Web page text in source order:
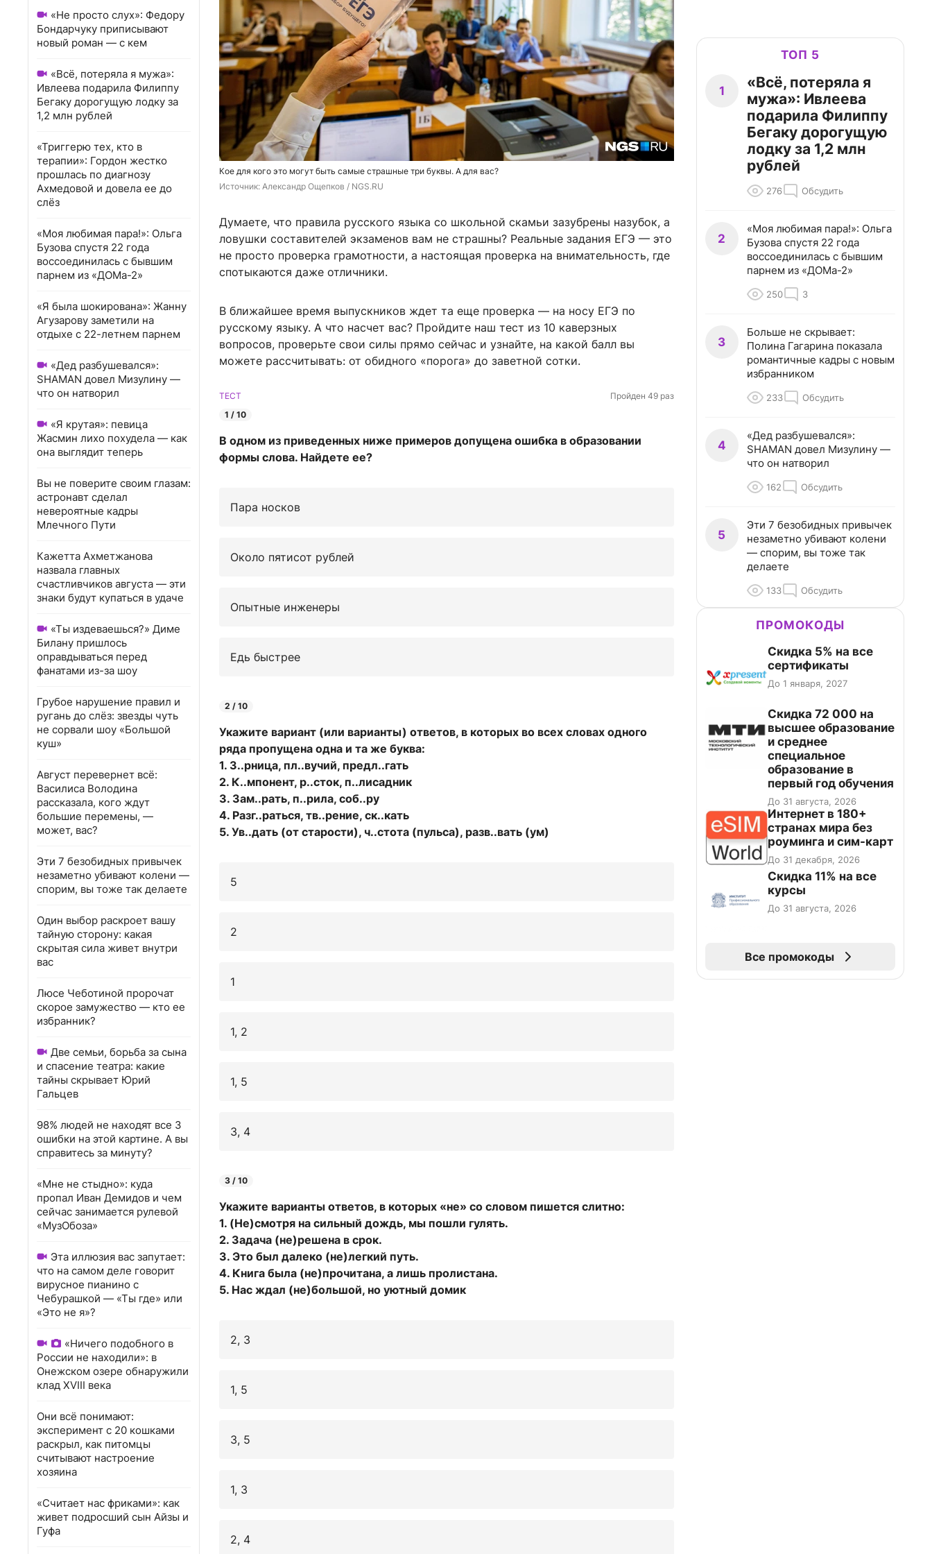
«Не просто слух»: Федору
Бондарчуку приписывают
новый роман — с кем
«Всё, потеряла я мужа»:
Ивлеева подарила Филиппу
Бегаку дорогущую лодку за
1,2 млн рублей
«Триггерю тех, кто в
терапии»: Гордон жестко
прошлась по диагнозу
Ахмедовой и довела ее до
слёз
«Моя любимая пара!»: Ольга
Бузова спустя 22 года
воссоединилась с бывшим
парнем из «ДОМа-2»
«Я была шокирована»: Жанну
Агузарову заметили на
отдыхе с 22-летнем парнем
«Дед разбушевался»:
SHAMAN довел Мизулину —
что он натворил
«Я крутая»: певица
Жасмин лихо похудела — как
она выглядит теперь
Вы не поверите своим глазам:
астронавт сделал
невероятные кадры
Млечного Пути
Кажетта Ахметжанова
назвала главных
счастливчиков августа — эти
знаки будут купаться в удаче
«Ты издеваешься?» Диме
Билану пришлось
оправдываться перед
фанатами из-за шоу
Грубое нарушение правил и
ругань до слёз: звезды чуть
не сорвали шоу «Большой
куш»
Август перевернет всё:
Василиса Володина
рассказала, кого ждут
большие перемены, —
может, вас?
Эти 7 безобидных привычек
незаметно убивают колени —
спорим, вы тоже так делаете
Один выбор раскроет вашу
тайную сторону: какая
скрытая сила живет внутри
вас
Люсе Чеботиной пророчат
скорое замужество — кто ее
избранник?
Две семьи, борьба за сына
и спасение театра: какие
тайны скрывает Юрий
Гальцев
98% людей не находят все 3
ошибки на этой картине. А вы
справитесь за минуту?
«Мне не стыдно»: куда
пропал Иван Демидов и чем
сейчас занимается рулевой
«МузОбоза»
Эта иллюзия вас запутает:
что на самом деле говорит
вирусное пианино с
Чебурашкой — «Ты где» или
«Это не я»?
«Ничего подобного в
России не находили»: в
Онежском озере обнаружили
клад XVIII века
Они всё понимают:
эксперимент с 20 кошками
раскрыл, как питомцы
считывают настроение
хозяина
«Считает нас фриками»: как
живет подросший сын Айзы и
Гуфа
Кое для кого это могут быть самые страшные три буквы. А для вас?
Источник: Александр Ощепков / NGS.RU
Думаете, что правила русского языка со школьной скамьи зазубрены назубок, а
ловушки составителей экзаменов вам не страшны? Реальные задания ЕГЭ — это
не просто проверка грамотности, а настоящая проверка на внимательность, где
спотыкаются даже отличники.
В ближайшее время выпускников ждет та еще проверка — на носу ЕГЭ по
русскому языку. А что насчет вас? Пройдите наш тест из 10 каверзных
вопросов, проверьте свои силы прямо сейчас и узнайте, на какой балл вы
можете рассчитывать: от обидного «порога» до заветной сотки.
ТЕСТ
Пройден 49 раз
1 / 10
В одном из приведенных ниже примеров допущена ошибка в образовании
формы слова. Найдете ее?
Пара носков
Около пятисот рублей
Опытные инженеры
Едь быстрее
2 / 10
Укажите вариант (или варианты) ответов, в которых во всех словах одного
ряда пропущена одна и та же буква:
1. З..рница, пл..вучий, предл..гать
2. К..мпонент, р..сток, п..лисадник
3. Зам..рать, п..рила, соб..ру
4. Разг..раться, тв..рение, ск..кать
5. Ув..дать (от старости), ч..стота (пульса), разв..вать (ум)
5
2
1
1, 2
1, 5
3, 4
3 / 10
Укажите варианты ответов, в которых «не» со словом пишется слитно:
1. (Не)смотря на сильный дождь, мы пошли гулять.
2. Задача (не)решена в срок.
3. Это был далеко (не)легкий путь.
4. Книга была (не)прочитана, а лишь пролистана.
5. Нас ждал (не)большой, но уютный домик
2, 3
1, 5
3, 5
1, 3
2, 4
ТОП 5
1
«Всё, потеряла я
мужа»: Ивлеева
подарила Филиппу
Бегаку дорогущую
лодку за 1,2 млн
рублей
276 Обсудить
2
«Моя любимая пара!»: Ольга
Бузова спустя 22 года
воссоединилась с бывшим
парнем из «ДОМа-2»
250 3
3
Больше не скрывает:
Полина Гагарина показала
романтичные кадры с новым
избранником
233 Обсудить
4
«Дед разбушевался»:
SHAMAN довел Мизулину —
что он натворил
162 Обсудить
5
Эти 7 безобидных привычек
незаметно убивают колени
— спорим, вы тоже так
делаете
133 Обсудить
ПРОМОКОДЫ
Скидка 5% на все
сертификаты
До 1 января, 2027
Скидка 72 000 на
высшее образование
и среднее
специальное
образование в
первый год обучения
До 31 августа, 2026
Интернет в 180+
странах мира без
роуминга и сим-карт
До 31 декабря, 2026
Скидка 11% на все
курсы
До 31 августа, 2026
Все промокоды